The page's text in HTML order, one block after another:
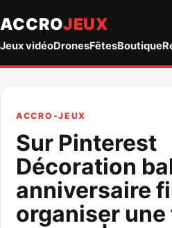
ACCROJEUX
Jeux vidéoDronesFêtesBoutique
ACCRO-JEUX
Sur Pinterest
Décoration
anniversaire
organiser une